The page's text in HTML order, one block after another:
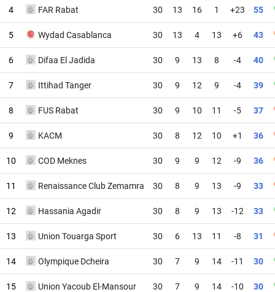
4 FAR Rabat 30 13 16 1 +23 55
5 Wydad Casablanca 30 13 4 13 +6 43
6 Difaa El Jadida 30 9 13 8 -4 40
7 Ittihad Tanger 30 9 12 9 -4 39
8 FUS Rabat 30 9 10 11 -5 37
9 KACM 30 8 12 10 +1 36
10 COD Meknes 30 9 9 12 -9 36
11 Renaissance Club Zemamra 30 8 9 13 -9 33
12 Hassania Agadir 30 8 9 13 -12 33
13 Union Touarga Sport 30 6 13 11 -8 31
14 Olympique Dcheira 30 7 9 14 -11 30
15 Union Yacoub El-Mansour 30 7 9 14 -10 30